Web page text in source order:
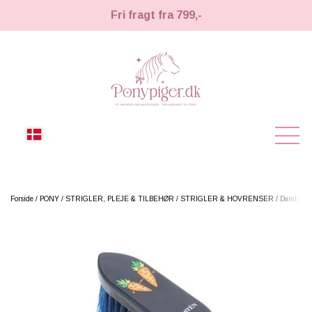
Fri fragt fra 799,-
NYHEDER
STRIGLER & TILBEHØR
LEMIEUX TOY PONY
TIL HESTEPIGER
Forside PONY STRIGLER, PLEJE & TILBEHØR STRIGLER & HOVRENSER Dandy